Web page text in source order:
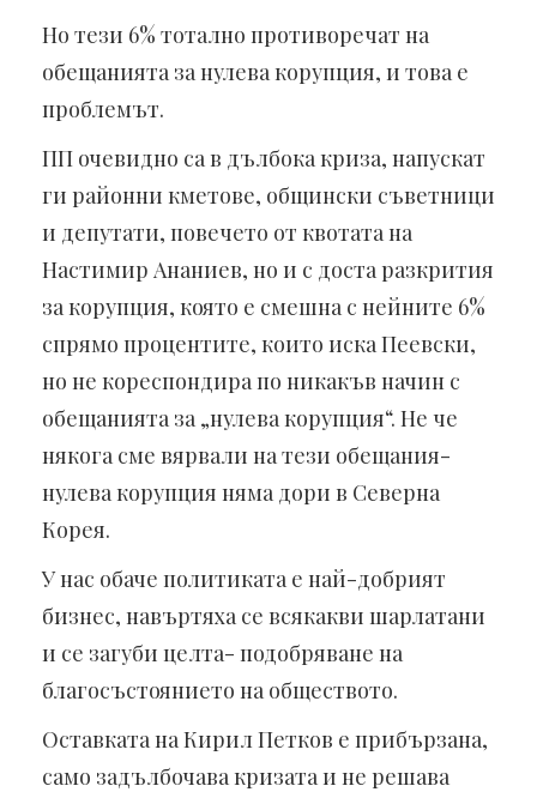
Но тези 6% тотално противоречат на
обещанията за нулева корупция, и това е
проблемът.
ПП очевидно са в дълбока криза, напускат
ги районни кметове, общински съветници
и депутати, повечето от квотата на
Настимир Ананиев, но и с доста разкрития
за корупция, която е смешна с нейните 6%
спрямо процентите, които иска Пеевски,
но не кореспондира по никакъв начин с
обещанията за „нулева корупция“. Не че
някога сме вярвали на тези обещания-
нулева корупция няма дори в Северна
Корея.
У нас обаче политиката е най-добрият
бизнес, навъртяха се всякакви шарлатани
и се загуби целта- подобряване на
благосъстоянието на обществото.
Оставката на Кирил Петков е прибързана,
само задълбочава кризата и не решава